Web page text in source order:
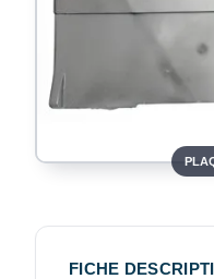
FICHE